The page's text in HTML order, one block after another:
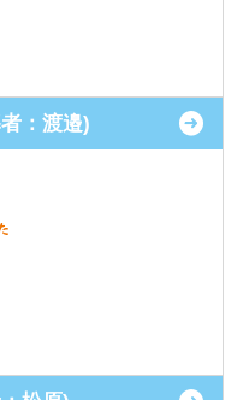
：渡邉)